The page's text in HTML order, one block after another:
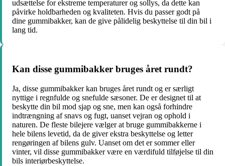
udsættelse for ekstreme temperaturer og sollys, da dette kan
påvirke holdbarheden og kvaliteten. Hvis du passer godt på
dine gummibakker, kan de give pålidelig beskyttelse til din bil i
lang tid.
Kan disse gummibakker bruges året rundt?
Ja, disse gummibakker kan bruges året rundt og er særligt
nyttige i regnfulde og snefulde sæsoner. De er designet til at
beskytte din bil mod sjap og sne, men kan også forhindre
indtrængning af snavs og fugt, uanset vejran og ophold i
naturen. De fleste bilejere vælger at bruge gummibakkerne i
hele bilens levetid, da de giver ekstra beskyttelse og letter
rengøringen af bilens gulv. Uanset om det er sommer eller
vinter, vil disse gummibakker være en værdifuld tilføjelse til din
bils interiørbeskyttelse.